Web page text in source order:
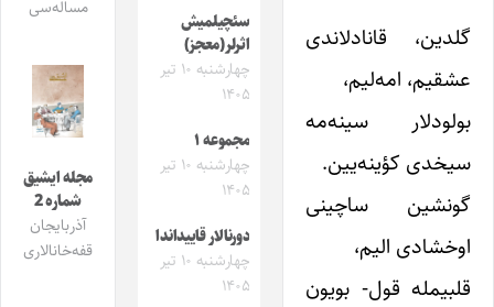
گلدین، قانادلاندی
عشقیم، امه‌لیم،
بولودلار سینه‌مه
سیخدی کؤینه‌یین.
گونشین ساچینی
اوخشادی الیم،
قلبیمله قول- بویون
سئچیلمیش
اثرلر(معجز)
چهارشنبه ۱۰ تیر
۱۴۰۵
مجموعه ۱
چهارشنبه ۱۰ تیر
۱۴۰۵
دورنالار قاییداندا
چهارشنبه ۱۰ تیر
۱۴۰۵
مساله‌سی
مجله ایشیق
شماره 2
آذربایجان
قفه‌خانالاری